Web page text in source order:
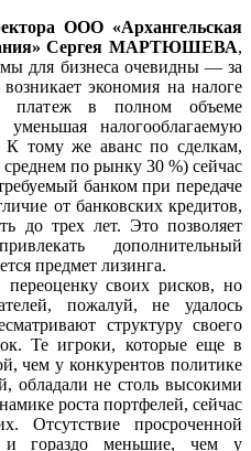
ООО «Архангельская
Сергея МАРТЮШЕВА,
для бизнеса очевидны — за
экономия на налоге
платеж в полном объеме
уменьшая налогооблагаемую
тому же аванс по сделкам,
по рынку 30 %) сейчас
банком при передаче
от банковских кредитов,
до трех лет. Это позволяет
дополнительный
предмет лизинга.
своих рисков, но
пожалуй, не удалось
структуру своего
Те игроки, которые еще в
чем у конкурентов политике
обладали не столь высокими
роста портфелей, сейчас
Отсутствие просроченной
и гораздо меньшие, чем у